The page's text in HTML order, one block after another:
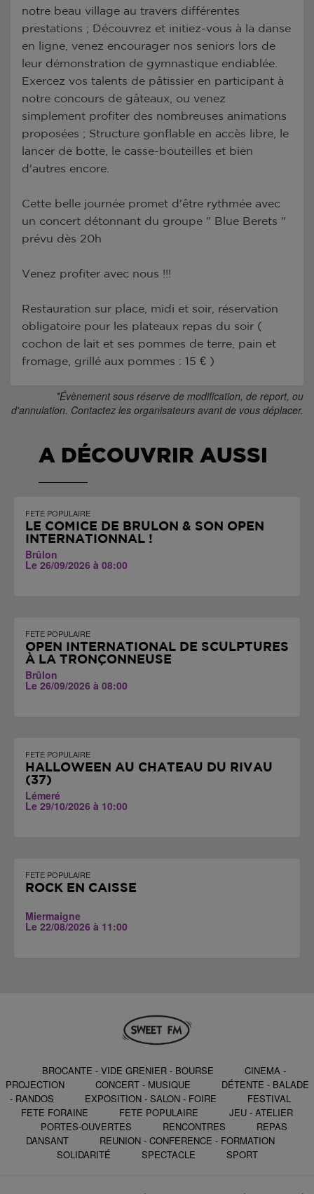
notre beau village au travers différentes
prestations ; Découvrez et initiez-vous à la danse
en ligne, venez encourager nos seniors lors de
leur démonstration de gymnastique endiablée.
Exercez vos talents de pâtissier en participant à
notre concours de gâteaux, ou venez
simplement profiter des nombreuses animations
proposées ; Structure gonflable en accès libre, le
lancer de botte, le casse-bouteilles et bien
d'autres encore.
Cette belle journée promet d'être rythmée avec
un concert détonnant du groupe " Blue Berets "
prévu dès 20h
Venez profiter avec nous !!!
Restauration sur place, midi et soir, réservation
obligatoire pour les plateaux repas du soir (
cochon de lait et ses pommes de terre, pain et
fromage, grillé aux pommes : 15 € )
*Évènement sous réserve de modification, de report, ou
d'annulation. Contactez les organisateurs avant de vous déplacer.
A DÉCOUVRIR AUSSI
FETE POPULAIRE
LE COMICE DE BRÛLON & SON OPEN
INTERNATIONNAL !
Brûlon
Le 26/09/2026 à 08:00
FETE POPULAIRE
OPEN INTERNATIONAL DE SCULPTURES
À LA TRONÇONNEUSE
Brûlon
Le 26/09/2026 à 08:00
FETE POPULAIRE
HALLOWEEN AU CHÂTEAU DU RIVAU
(37)
Lémeré
Le 29/10/2026 à 10:00
FETE POPULAIRE
ROCK EN CAISSE
Miermaigne
Le 22/08/2026 à 11:00
BROCANTE - VIDE GRENIER - BOURSE
CINEMA -
PROJECTION
CONCERT - MUSIQUE
DÉTENTE - BALADE
- RANDOS
EXPOSITION - SALON - FOIRE
FESTIVAL
FETE FORAINE
FETE POPULAIRE
JEU - ATELIER
PORTES-OUVERTES
RENCONTRES
REPAS
DANSANT
REUNION - CONFERENCE - FORMATION
SOLIDARITÉ
SPECTACLE SPORT